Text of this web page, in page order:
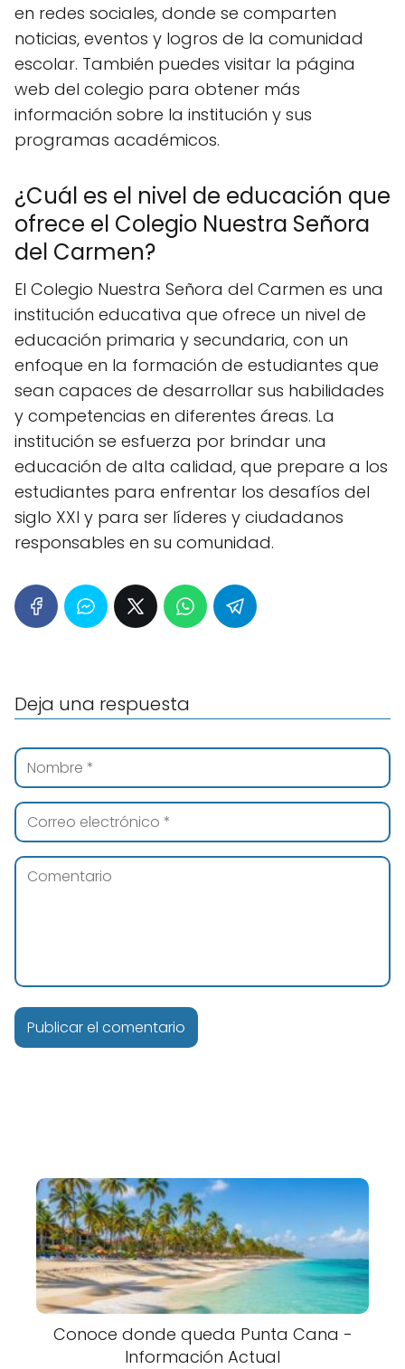
en redes sociales, donde se comparten
noticias, eventos y logros de la comunidad
escolar. También puedes visitar la página
web del colegio para obtener más
información sobre la institución y sus
programas académicos.
¿Cuál es el nivel de educación que
ofrece el Colegio Nuestra Señora
del Carmen?
El Colegio Nuestra Señora del Carmen es una
institución educativa que ofrece un nivel de
educación primaria y secundaria, con un
enfoque en la formación de estudiantes que
sean capaces de desarrollar sus habilidades
y competencias en diferentes áreas. La
institución se esfuerza por brindar una
educación de alta calidad, que prepare a los
estudiantes para enfrentar los desafíos del
siglo XXI y para ser líderes y ciudadanos
responsables en su comunidad.
Deja una respuesta
Conoce donde queda Punta Cana -
Información Actual